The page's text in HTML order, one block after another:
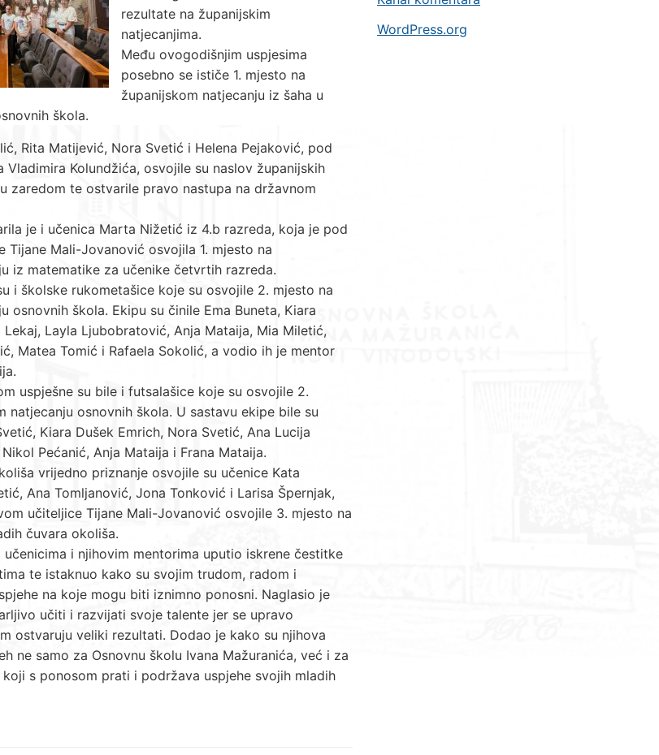
rezultate na županijskim
natjecanjima.
Među ovogodišnjim uspjesima
posebno se ističe 1. mjesto na
županijskom natjecanju iz šaha u
škola.
Rita Matijević, Nora Svetić i Helena Pejaković, pod
Kolundžića, osvojile su naslov županijskih
zaredom te ostvarile pravo nastupa na državnom
je i učenica Marta Nižetić iz 4.b razreda, koja je pod
Tijane Mali-Jovanović osvojila 1. mjesto na
iz matematike za učenike četvrtih razreda.
i školske rukometašice koje su osvojile 2. mjesto na
osnovnih škola. Ekipu su činile Ema Buneta, Kiara
Lekaj, Layla Ljubobratović, Anja Mataija, Mia Miletić,
Matea Tomić i Rafaela Sokolić, a vodio ih je mentor
uspješne su bile i futsalašice koje su osvojile 2.
natjecanju osnovnih škola. U sastavu ekipe bile su
Kiara Dušek Emrich, Nora Svetić, Ana Lucija
Pećanić, Anja Mataija i Frana Mataija.
vrijedno priznanje osvojile su učenice Kata
Ana Tomljanović, Jona Tonković i Larisa Špernjak,
učiteljice Tijane Mali-Jovanović osvojile 3. mjesto na
čuvara okoliša.
učenicima i njihovim mentorima uputio iskrene čestitke
te istaknuo kako su svojim trudom, radom i
na koje mogu biti iznimno ponosni. Naglasio je
učiti i razvijati svoje talente jer se upravo
ostvaruju veliki rezultati. Dodao je kako su njihova
ne samo za Osnovnu školu Ivana Mažuranića, već i za
s ponosom prati i podržava uspjehe svojih mladih
WordPress.org